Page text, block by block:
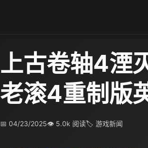
上古卷轴4湮
老滚4重制版
📅 04/23/2025👁 5.0k 阅读🏷 游戏新闻